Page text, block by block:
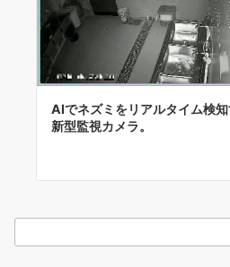
AIでネズミをリアルタイム検
新型監視カメラ。
索